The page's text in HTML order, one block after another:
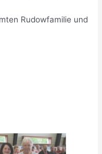
Rudowfamilie und